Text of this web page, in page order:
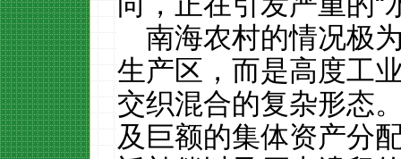
南海农村的情况极
生产区，而是高度工
交织混合的复杂形态
及巨额的集体资产分